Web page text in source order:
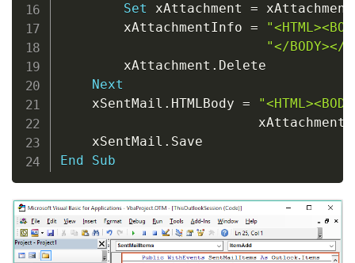
Set xAttachment =
        xAttachmentInfo
=
"</BODY></
        xAttachment
. Delete
Next
    xSentMail
. HTMLBody =
    xSentMail
.
End
Sub